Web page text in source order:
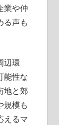
業や仲
る声も
辺環
能性な
地と郊
規模も
えるマ